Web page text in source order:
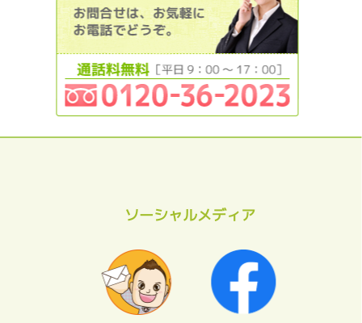
ソーシャルメディア